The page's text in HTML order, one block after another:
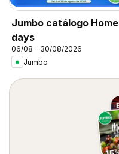
Jumbo catálogo Home
days
06/08 - 30/08/2026
Jumbo